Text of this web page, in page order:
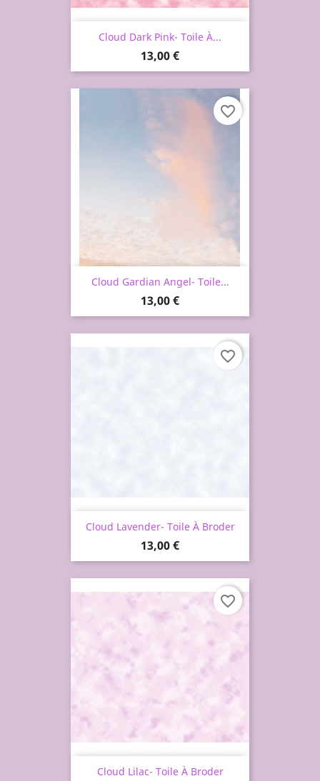
Cloud Dark Pink- Toile À...
Prix
13,00 €
Cloud Gardian Angel- Toile...
Prix
13,00 €
favorite_border
Cloud Lavender- Toile À Broder
Prix
13,00 €
favorite_border
Cloud Lilac- Toile À Broder
favorite_border